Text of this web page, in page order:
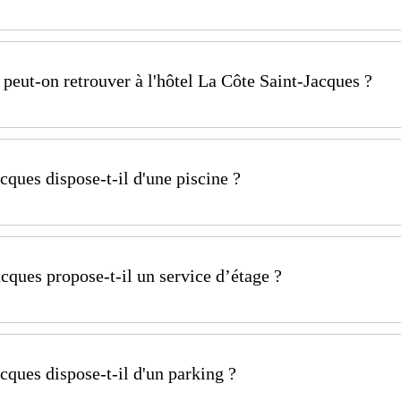
l'espace Spa & Bien-être est ouvert :
de 9h à 12h et de 13h30 à 19h et le vendredi jusqu'à
bénéficient d’un libre accès à l’espace Spa et Bien-
on retrouver à l'hôtel La Côte Saint-Jacques ?
vous pourrez profiter d'un espace spa avec
dispose-t-il d'une piscine ?
dispose d'une piscine intérieure chauffée
propose-t-il un service d’étage ?
propose un service d'étage.
dispose-t-il d'un parking ?